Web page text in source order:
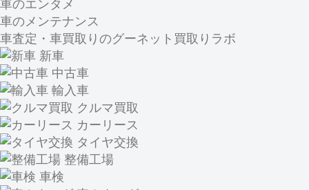
車のエンタメ
車のメンテナンス
車査定・車買取りのグーネット買取りラボ
新車
中古車
輸入車
クルマ買取
カーリース
タイヤ交換
整備工場
車検